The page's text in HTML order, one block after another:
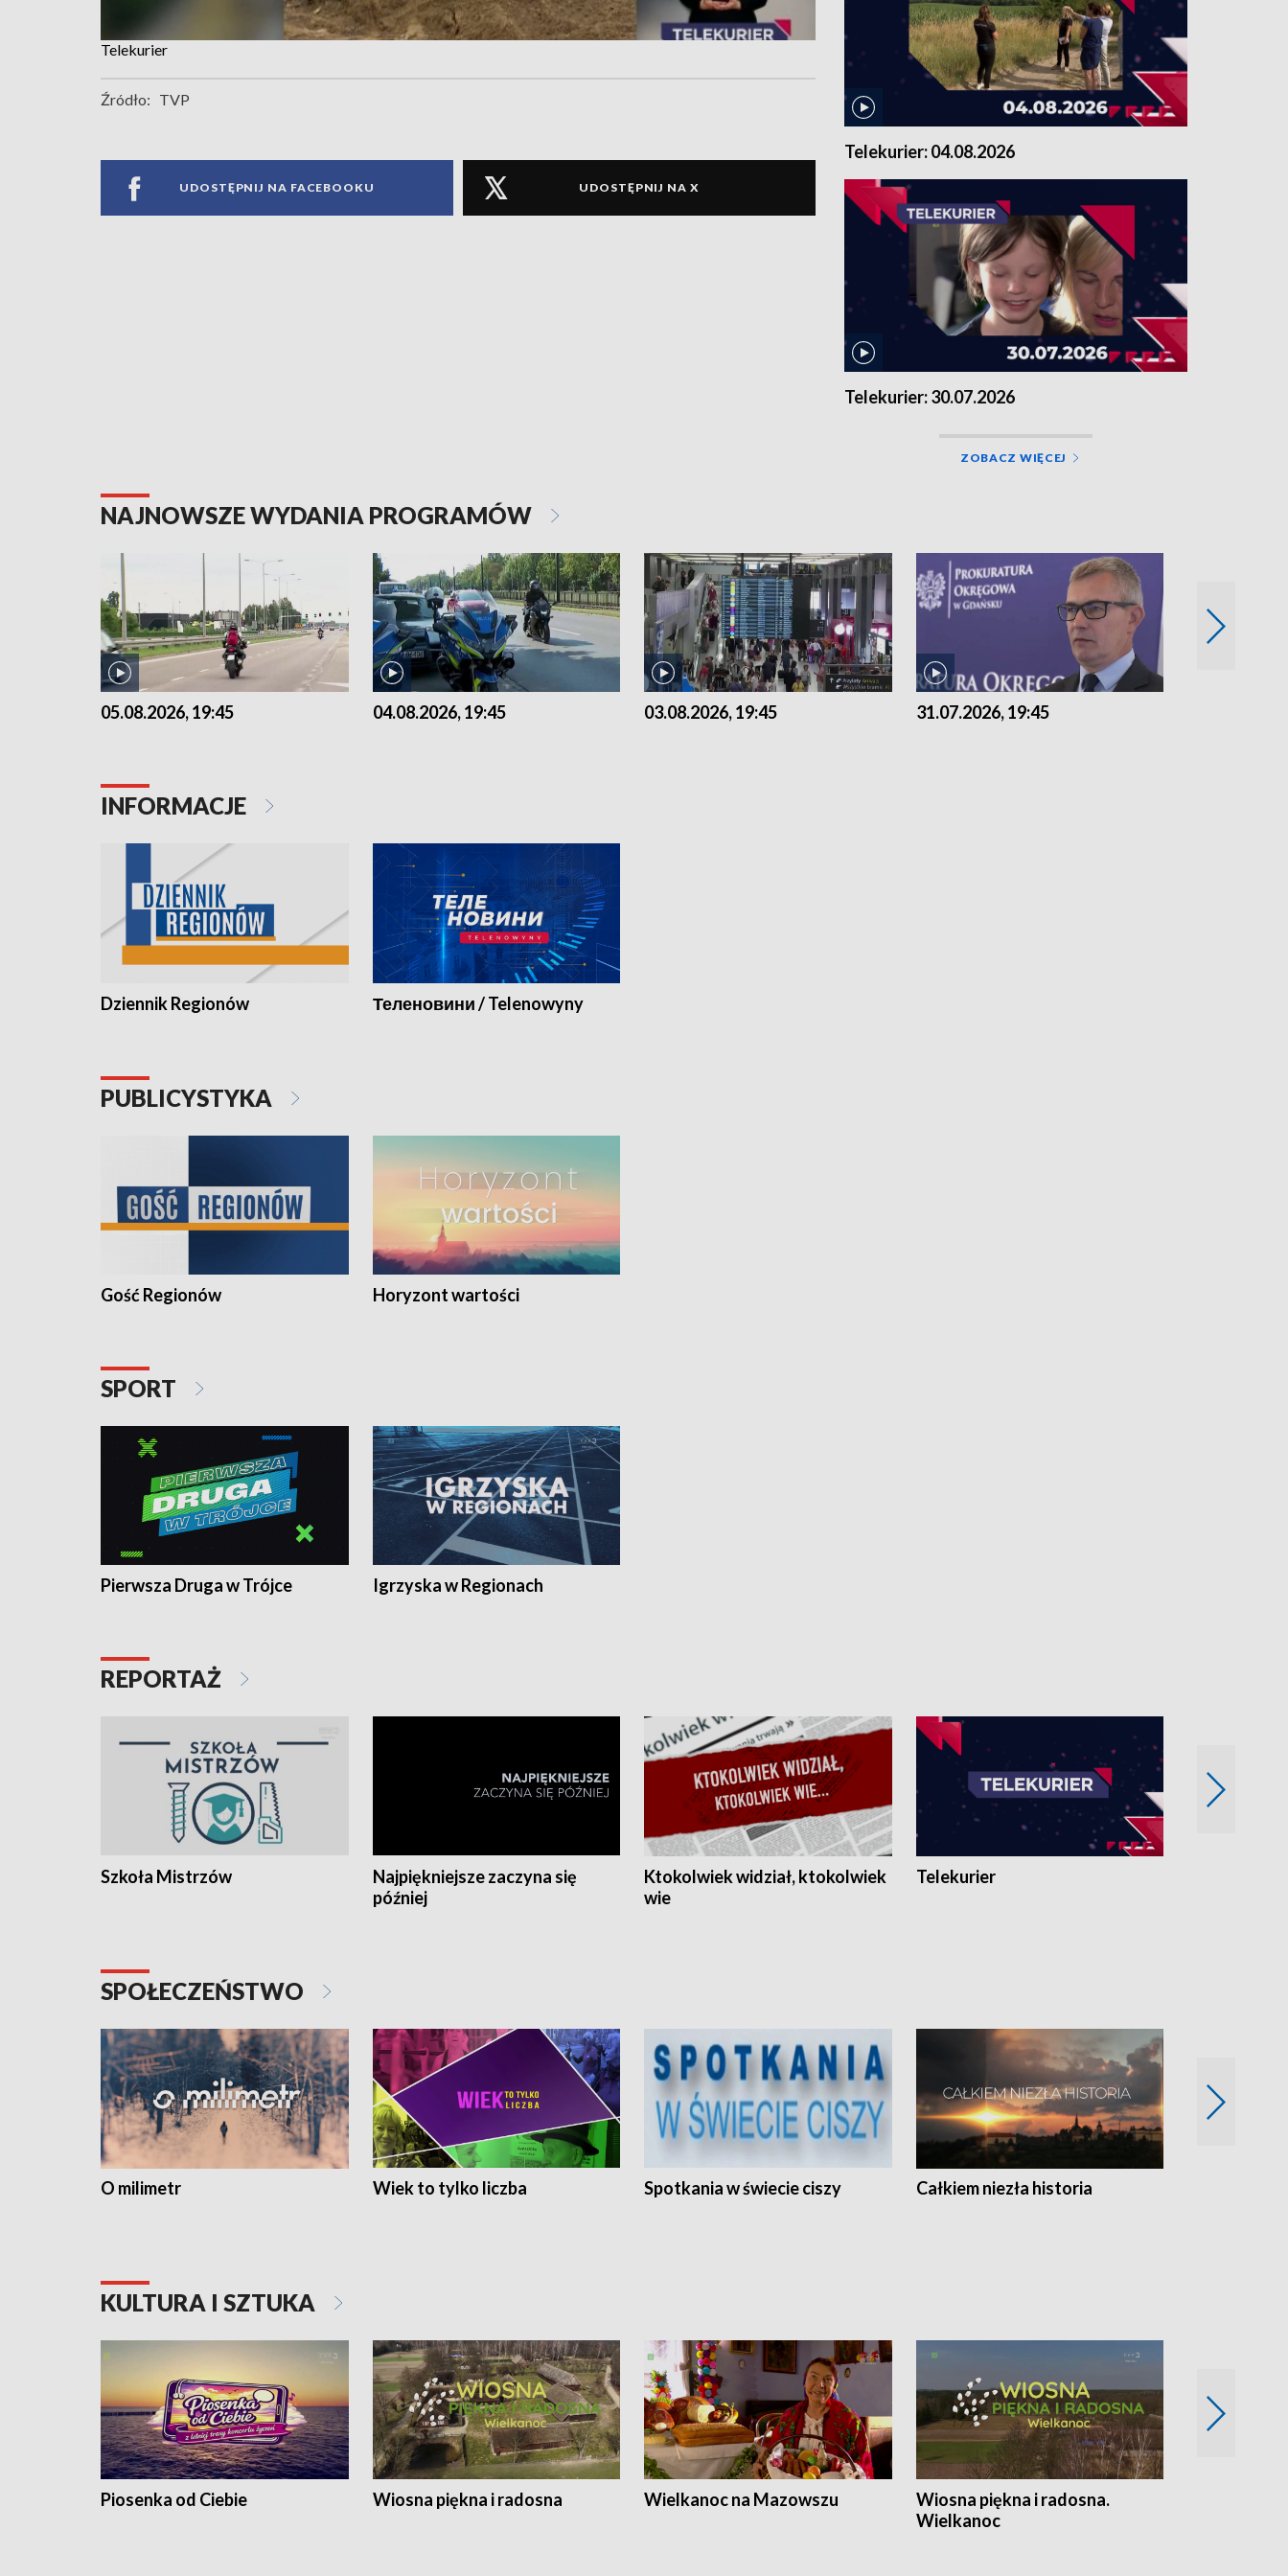
Telekurier
Źródło: TVP
UDOSTĘPNIJ NA FACEBOOKU UDOSTĘPNIJ NA X
Telekurier: 04.08.2026
Telekurier: 30.07.2026
ZOBACZ WIĘCEJ
NAJNOWSZE WYDANIA PROGRAMÓW
05.08.2026, 19:45 04.08.2026, 19:45 03.08.2026, 19:45 31.07.2026, 19:45
INFORMACJE
Dziennik Regionów Теленовини / Telenowyny
PUBLICYSTYKA
Gość Regionów Horyzont wartości
SPORT
Pierwsza Druga w Trójce Igrzyska w Regionach
REPORTAŻ
Szkoła Mistrzów
Najpiękniejsze zaczyna się
później
Ktokolwiek widział, ktokolwiek
wie
Telekurier
SPOŁECZEŃSTWO
O milimetr Wiek to tylko liczba Spotkania w świecie ciszy Całkiem niezła historia
KULTURA I SZTUKA
Piosenka od Ciebie Wiosna piękna i radosna Wielkanoc na Mazowszu
Wiosna piękna i radosna.
Wielkanoc